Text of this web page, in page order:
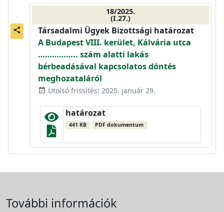
share
18/2025.
(I.27.)
Társadalmi Ügyek Bizottsági határozat
A Budapest VIII. kerület, Kálvária utca
…………….. szám alatti lakás
bérbeadásával kapcsolatos döntés
meghozataláról
event_available Utolsó frissítés: 2025. január 29.
határozat
441 KB PDF dokumentum
További információk